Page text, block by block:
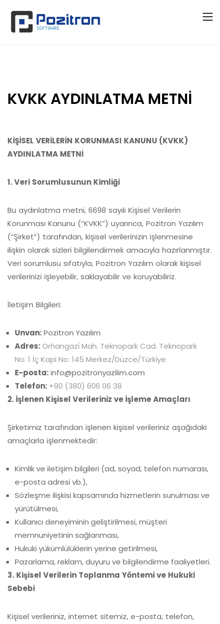
KVKK AYDINLATMA METNİ
KİŞİSEL VERİLERİN KORUNMASI KANUNU (KVKK)
AYDINLATMA METNİ
1. Veri Sorumlusunun Kimliği
Bu aydınlatma metni, 6698 sayılı Kişisel Verilerin
Korunması Kanunu (“KVKK”) uyarınca, Pozitron Yazılım
(“Şirket”) tarafından, kişisel verilerinizin işlenmesine
ilişkin olarak sizleri bilgilendirmek amacıyla hazırlanmıştır.
Veri sorumlusu sıfatıyla, Pozitron Yazılım olarak kişisel
verilerinizi işleyebilir, saklayabilir ve koruyabiliriz.
İletişim Bilgileri:
Unvan:Pozitron Yazılım
Adres: Orhangazi̇ Mah. Teknopark Cad. Teknopark
No: 1 İç Kapi No: 145 Merkez/Düzce/Türki̇ye
E-posta:info@pozitronyazilim.com
Telefon: +90 (380) 606 06 38
2. İşlenen Kişisel Verileriniz ve İşleme Amaçları
Şirketimiz tarafından işlenen kişisel verileriniz aşağıdaki
amaçlarla işlenmektedir:
Kimlik ve iletişim bilgileri (ad, soyad, telefon numarası,
e-posta adresi vb.),
Sözleşme ilişkisi kapsamında hizmetlerin sunulması ve
yürütülmesi,
Kullanıcı deneyiminin geliştirilmesi, müşteri
memnuniyetinin sağlanması,
Hukuki yükümlülüklerin yerine getirilmesi,
Pazarlama, reklam, duyuru ve bilgilendirme faaliyetleri.
3. Kişisel Verilerin Toplanma Yöntemi ve Hukuki
Sebebi
Kişisel verileriniz, internet sitemiz, e-posta, telefon,